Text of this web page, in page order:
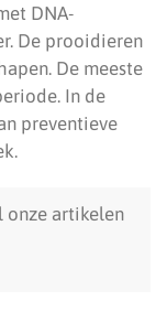
DNA-
De prooidieren
De meeste
In de
preventieve
onze artikelen